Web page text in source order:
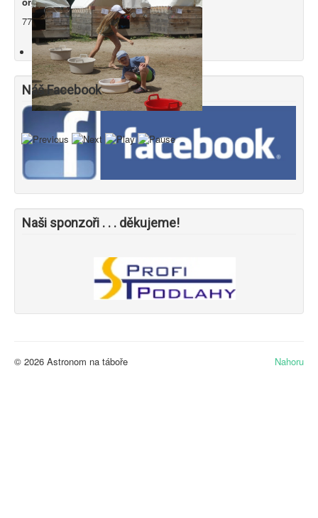
777 742 949tichy@profipodlahy.cz
Náš Facebook
Naši sponzoři . . . děkujeme!
Nahoru
© 2026 Astronom na táboře